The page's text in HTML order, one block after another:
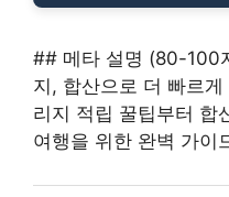
## 메타 설명 (80-100
지, 합산으로 더 빠르
리지 적립 꿀팁부터 합
여행을 위한 완벽 가이